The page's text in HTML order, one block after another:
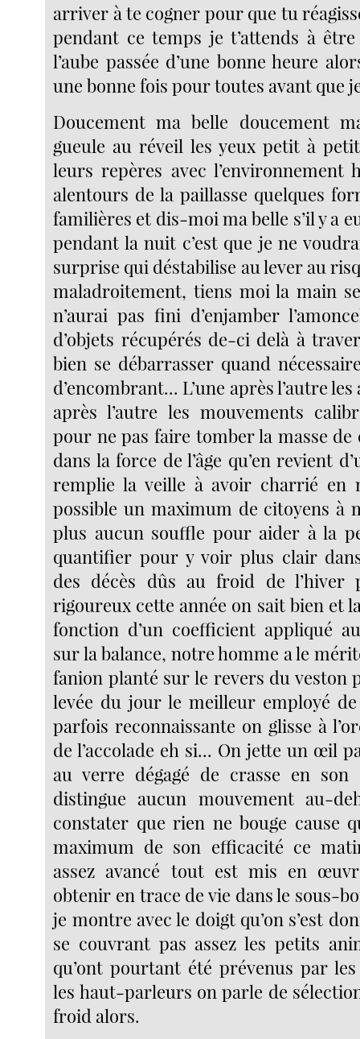
arriver à te cogner pour que tu
pendant ce temps je t’attends à
l’aube passée d’une bonne heure
une bonne fois pour toutes avant que
Doucement ma belle doucement
gueule au réveil les yeux petit à
leurs repères avec l’environnement
alentours de la paillasse quelques
familières et dis-moi ma belle s’il y a
pendant la nuit c’est que je ne
surprise qui déstabilise au lever au
maladroitement, tiens moi la main
n’aurai pas fini d’enjamber
d’objets récupérés de-ci delà à
bien se débarrasser quand
d’encombrant... L’une après l’autre
après l’autre les mouvements
pour ne pas faire tomber la masse
dans la force de l’âge qu’en revient
remplie la veille à avoir charrié en
possible un maximum de citoyens à
plus aucun souffle pour aider à la
quantifier pour y voir plus clair
des décès dûs au froid de l’hiver
rigoureux cette année on sait bien et
fonction d’un coefficient appliqué
sur la balance, notre homme a le
fanion planté sur le revers du veston
levée du jour le meilleur employé
parfois reconnaissante on glisse à
de l’accolade eh si... On jette un œil
au verre dégagé de crasse en
distingue aucun mouvement au-
constater que rien ne bouge cause
maximum de son efficacité ce
assez avancé tout est mis en
obtenir en trace de vie dans le sous-
je montre avec le doigt qu’on s’est
se couvrant pas assez les petits
qu’ont pourtant été prévenus par
les haut-parleurs on parle de
froid alors.